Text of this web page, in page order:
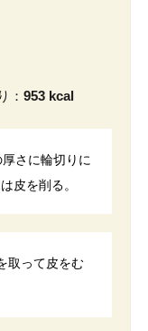
： 953 kcal
さに輪切りに
皮を削る。
取って皮をむ